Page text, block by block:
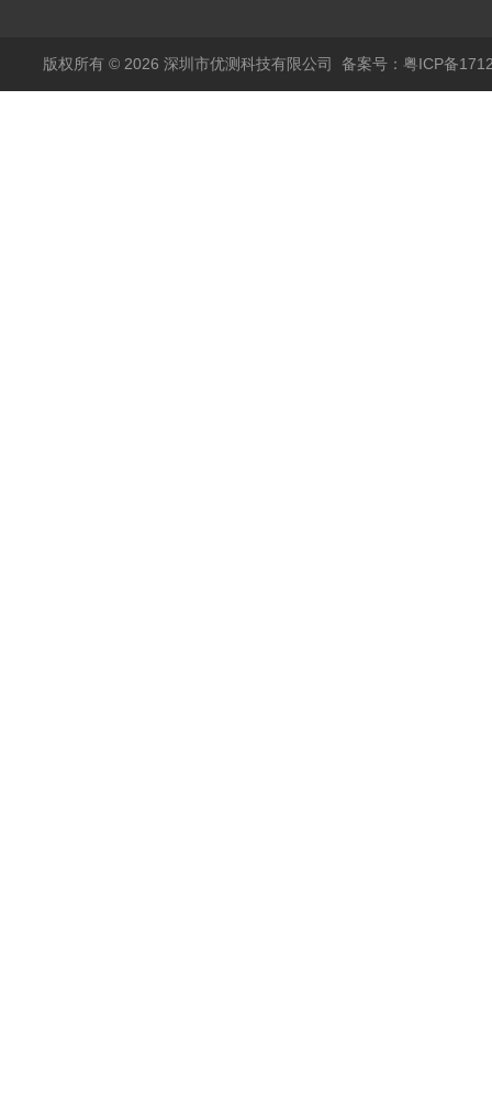
版权所有 © 2026 深圳市优测科技有限公司 备案号：粤ICP备